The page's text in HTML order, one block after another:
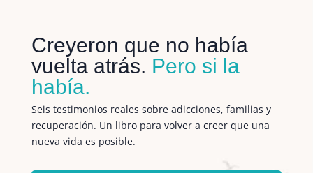
Creyeron que no había
vuelta atrás. Pero si la
había.
Seis testimonios reales sobre adicciones, familias y
recuperación. Un libro para volver a creer que una
nueva vida es posible.